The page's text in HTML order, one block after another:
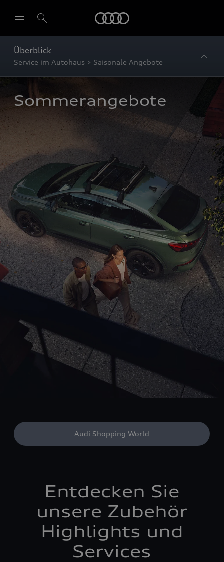
Überblick
Service im Autohaus > Saisonale Angebote
Sommerangebote
Audi Shopping World
Entdecken Sie
unsere Zubehör
Highlights und
Services